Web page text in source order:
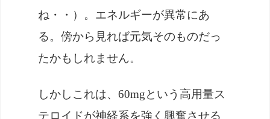
ね・・）。エネルギーが異常にあ
る。傍から見れば元気そのものだっ
たかもしれません。
しかしこれは、60mgという高用量ス
テロイドが神経系を強く興奮させる